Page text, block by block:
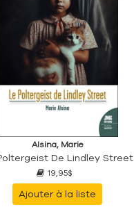
Alsina, Marie
De Lindley Street
19,95$
Ajouter à la liste